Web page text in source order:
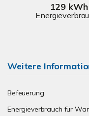
129
Weitere
Befeuerung
Energieverbrauch für